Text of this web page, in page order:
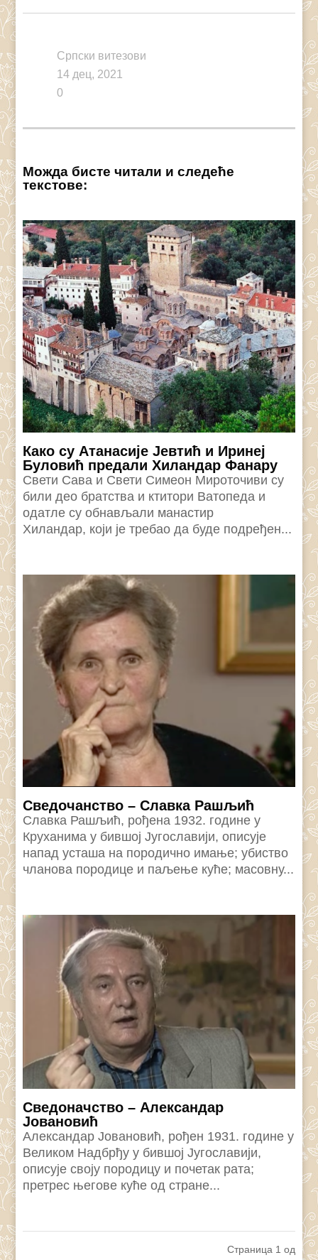
Српски витезови
14 дец, 2021
0
Можда бисте читали и следеће
текстове:
Како су Атанасије Јевтић и Иринеј
Буловић предали Хиландар Фанару
Свети Сава и Свети Симеон Мироточиви су
били део братства и ктитори Ватопеда и
одатле су обнављали манастир
Хиландар, који је требао да буде подређен...
Сведочанство – Славка Рашљић
Славка Рашљић, рођена 1932. године у
Круханима у бившој Југославији, описује
напад усташа на породично имање; убиство
чланова породице и паљење куће; масовну...
Сведоначство – Александар
Јовановић
Александар Јовановић, рођен 1931. године у
Великом Надбрђу у бившој Југославији,
описује своју породицу и почетак рата;
претрес његове куће од стране...
Страница 1 од